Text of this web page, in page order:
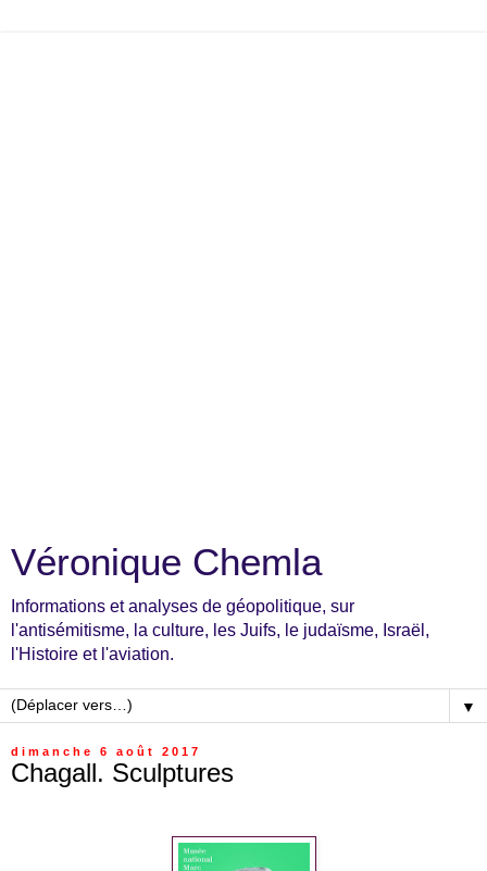
Véronique Chemla
Informations et analyses de géopolitique, sur
l'antisémitisme, la culture, les Juifs, le judaïsme, Israël,
l'Histoire et l'aviation.
▼
dimanche 6 août 2017
Chagall. Sculptures